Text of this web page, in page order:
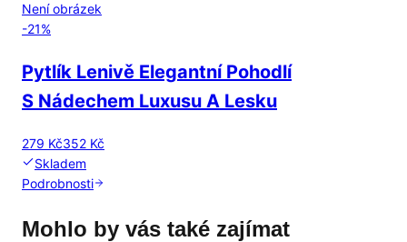
Není obrázek
-21%
Pytlík Lenivě Elegantní Pohodlí
S Nádechem Luxusu A Lesku
279 Kč352 Kč
Skladem
Podrobnosti
Mohlo by vás také zajímat